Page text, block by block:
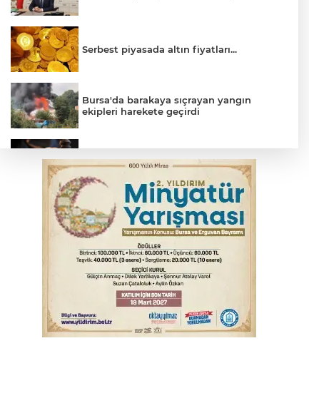
Serbest piyasada altın fiyatları...
Bursa'da barakaya sıçrayan yangın
ekipleri harekete geçirdi
Yargıtay’dan primle çalışanlara müjde
TOFAŞ Basketbol'da sağlık kontrolleri
başladı
Bursa’da bugün hava nasıl olacak?
Osmangazi’de iş arayanlara destek